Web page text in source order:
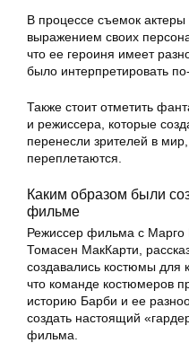
В процессе съемок актеры
выражением своих
что ее героиня имеет
было интерпретировать
Также стоит отметить
и режиссера, которые
перенесли зрителей в
переплетаются.
Каким образом были
фильме
Режиссер фильма с Марго
Томасен МакКарти,
создавались костюмы для
что команде костюмеров
историю Барби и ее
создать настоящий
фильма.